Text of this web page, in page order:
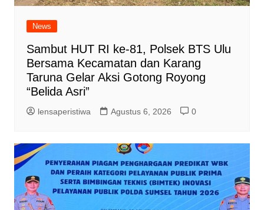
News
Sambut HUT RI ke-81, Polsek BTS Ulu
Bersama Kecamatan dan Karang
Taruna Gelar Aksi Gotong Royong
“Belida Asri”
lensaperistiwa Agustus 6, 2026 0